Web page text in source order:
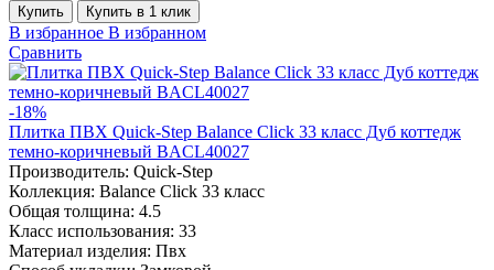
Купить Купить в 1 клик
В избранное В избранном
Сравнить
-18%
Плитка ПВХ Quick-Step Balance Click 33 класс Дуб коттедж
темно-коричневый BACL40027
Производитель: Quick-Step
Коллекция: Balance Click 33 класс
Общая толщина: 4.5
Класс использования: 33
Материал изделия: Пвх